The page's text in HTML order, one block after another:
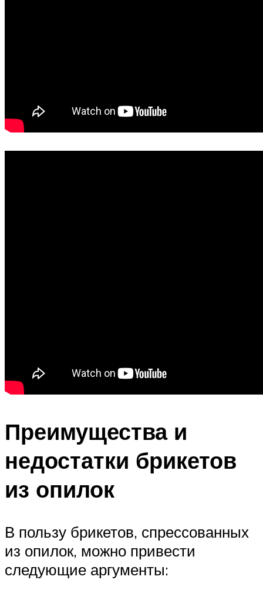
Преимущества и
недостатки брикетов
из опилок
В пользу брикетов, спрессованных
из опилок, можно привести
следующие аргументы: